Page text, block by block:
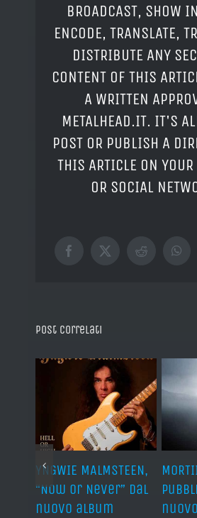
BROADCAST, SHOW
ENCODE, TRANSLATE,
DISTRIBUTE ANY
CONTENT OF THIS
A WRITTEN
METALHEAD.IT. IT'S
POST OR PUBLISH A
THIS ARTICLE ON
OR SOCIAL
Facebook
X Reddit
Post correlati
YNGWIE MALMSTEEN,
“Now Or Never” dal
nuovo album